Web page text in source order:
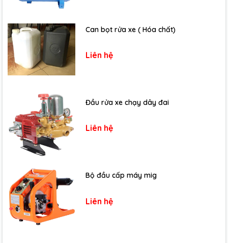
Can bọt rửa xe ( Hóa chất)
Liên hệ
Đầu rửa xe chạy dây đai
Liên hệ
Bộ đầu cấp máy mig
Liên hệ